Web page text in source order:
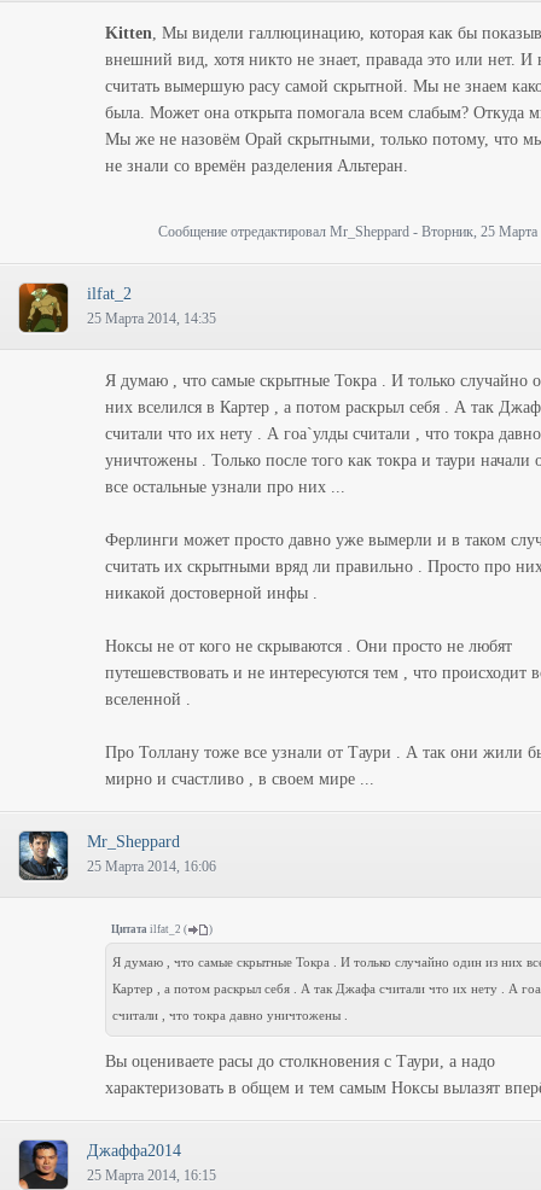
Kitten, Мы видели галлюцинацию, которая как бы
внешний вид, хотя никто не знает, правада это или нет. И
считать вымершую расу самой скрытной. Мы не знаем
была. Может она открыта помогала всем слабым? Откуда
Мы же не назовём Орай скрытными, только потому, что
не знали со времён разделения Альтеран.
Сообщение отредактировал Mr_Sheppard - Вторник, 25 Марта
ilfat_2
25 Марта 2014, 14:35
Я думаю , что самые скрытные Токра . И только случайно
них вселился в Картер , а потом раскрыл себя . А так
считали что их нету . А гоа`улды считали , что токра давно
уничтожены . Только после того как токра и таури начали
все остальные узнали про них ...
Ферлинги может просто давно уже вымерли и в таком
считать их скрытными вряд ли правильно . Просто про
никакой достоверной инфы .
Ноксы не от кого не скрываются . Они просто не любят
путешевствовать и не интересуются тем , что происходит
вселенной .
Про Толлану тоже все узнали от Таури . А так они жили
мирно и счастливо , в своем мире ...
Mr_Sheppard
25 Марта 2014, 16:06
Цитата ilfat_2 ( )
Я думаю , что самые скрытные Токра . И только случайно один из них
Картер , а потом раскрыл себя . А так Джафа считали что их нету . А
считали , что токра давно уничтожены .
Вы оцениваете расы до столкновения с Таури, а надо
характеризовать в общем и тем самым Ноксы вылазят
Джаффа2014
25 Марта 2014, 16:15